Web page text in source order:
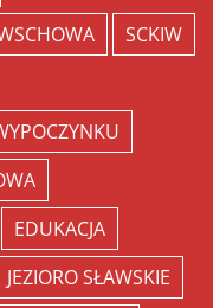
SCKIW
EDUKACJA
JEZIORO SŁAWSKIE